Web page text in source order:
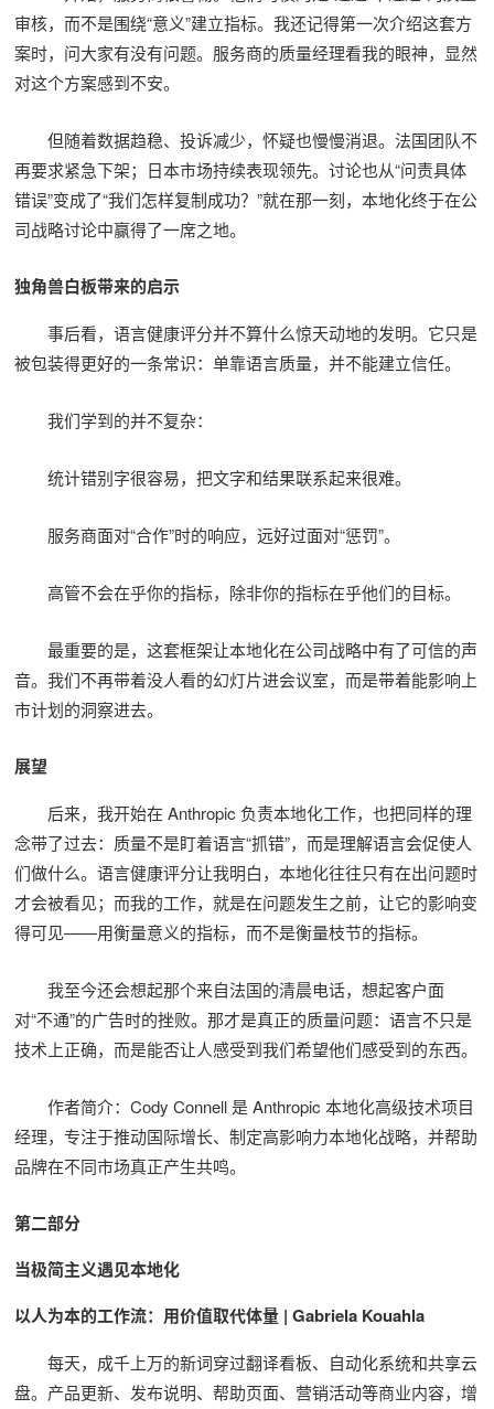
审核，而不是围绕“意义”建立指标。我还记得第一次介绍这套方
案时，问大家有没有问题。服务商的质量经理看我的眼神，显然
对这个方案感到不安。
但随着数据趋稳、投诉减少，怀疑也慢慢消退。法国团队不
再要求紧急下架；日本市场持续表现领先。讨论也从“问责具体
错误”变成了“我们怎样复制成功？”就在那一刻，本地化终于在公
司战略讨论中赢得了一席之地。
独角兽白板带来的启示
事后看，语言健康评分并不算什么惊天动地的发明。它只是
被包装得更好的一条常识：单靠语言质量，并不能建立信任。
我们学到的并不复杂：
统计错别字很容易，把文字和结果联系起来很难。
服务商面对“合作”时的响应，远好过面对“惩罚”。
高管不会在乎你的指标，除非你的指标在乎他们的目标。
最重要的是，这套框架让本地化在公司战略中有了可信的声
音。我们不再带着没人看的幻灯片进会议室，而是带着能影响上
市计划的洞察进去。
展望
后来，我开始在 Anthropic 负责本地化工作，也把同样的理
念带了过去：质量不是盯着语言“抓错”，而是理解语言会促使人
们做什么。语言健康评分让我明白，本地化往往只有在出问题时
才会被看见；而我的工作，就是在问题发生之前，让它的影响变
得可见——用衡量意义的指标，而不是衡量枝节的指标。
我至今还会想起那个来自法国的清晨电话，想起客户面
对“不通”的广告时的挫败。那才是真正的质量问题：语言不只是
技术上正确，而是能否让人感受到我们希望他们感受到的东西。
作者简介：Cody Connell 是 Anthropic 本地化高级技术项目
经理，专注于推动国际增长、制定高影响力本地化战略，并帮助
品牌在不同市场真正产生共鸣。
第二部分
当极简主义遇见本地化
以人为本的工作流：用价值取代体量 | Gabriela Kouahla
每天，成千上万的新词穿过翻译看板、自动化系统和共享云
盘。产品更新、发布说明、帮助页面、营销活动等商业内容，增